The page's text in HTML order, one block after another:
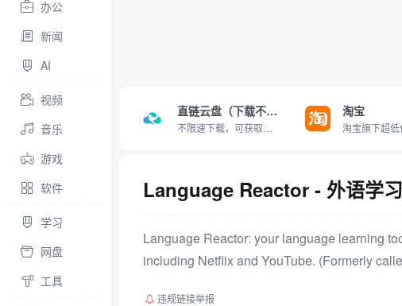
办公
新闻
AI
视频
音乐
游戏
软件
学习
网盘
工具
直链云盘（下载不限速） 淘宝
Language Reactor - 外语学
Language Reactor: your language learning
including Netflix and YouTube. (Formerly
违规链接举报